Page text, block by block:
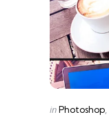
Categories
Posted
inPhotoshop